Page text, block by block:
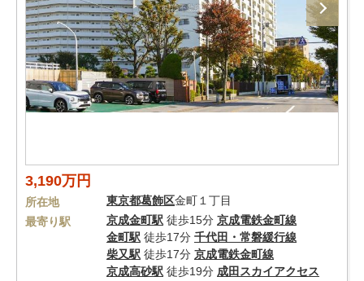
3,190万円
所在地 東京都葛飾区金町１丁目
最寄り駅
京成金町駅 徒歩15分 京成電鉄金町線
金町駅 徒歩17分 千代田・常磐緩行線
柴又駅 徒歩17分 京成電鉄金町線
京成高砂駅 徒歩19分 成田スカイアクセス